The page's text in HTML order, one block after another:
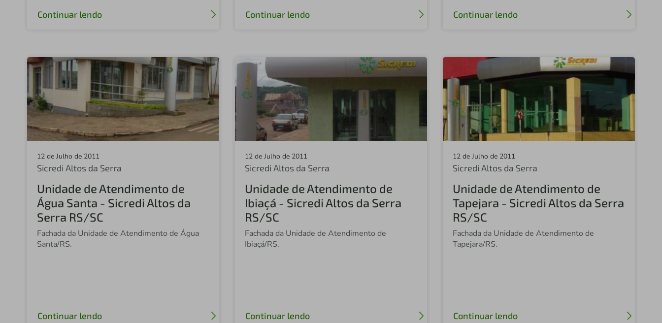
Sicredi Noroeste
Central Sicredi SP
Sicredi Jurídica
Sicredi Oeste SP
Sicredi Costa Oeste
Sicredi Santo Augusto
Sicredi Alta Noroeste SP
Sicredi Grande São Paulo
Sicredi Nova Londrina
Continuar lendo Continuar lendo Continuar lendo
12 de Julho de 2011
Sicredi Altos da Serra
Unidade de Atendimento de
Água Santa - Sicredi Altos da
Serra RS/SC
Fachada da Unidade de Atendimento de Água
Santa/RS.
Continuar lendo
12 de Julho de 2011
Sicredi Altos da Serra
Unidade de Atendimento de
Ibiaçá - Sicredi Altos da Serra
RS/SC
Fachada da Unidade de Atendimento de
Ibiaçá/RS.
Continuar lendo
12 de Julho de 2011
Sicredi Altos da Serra
Unidade de Atendimento de
Tapejara - Sicredi Altos da Serra
RS/SC
Fachada da Unidade de Atendimento de
Tapejara/RS.
Continuar lendo